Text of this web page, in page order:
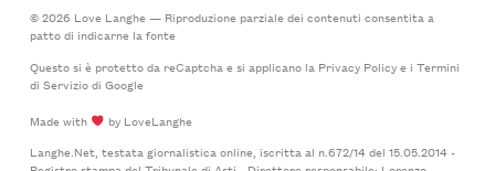
© 2026 Love Langhe — Riproduzione parziale dei contenuti consentita a
patto di indicarne la fonte
Questo si è protetto da reCaptcha e si applicano la Privacy Policye i Termini
di Serviziodi Google
Made with
by LoveLanghe
Langhe.Net, testata giornalistica online, iscritta al n.672/14 del 15.05.2014 -